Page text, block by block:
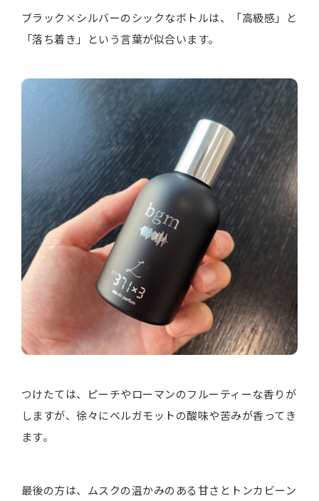
ブラック×シルバーのシックなボトルは、「高級感」と
「落ち着き」という言葉が似合います。
つけたては、ピーチやローマンのフルーティーな香りが
しますが、徐々にベルガモットの酸味や苦みが香ってき
ます。
最後の方は、ムスクの温かみのある甘さとトンカビーン